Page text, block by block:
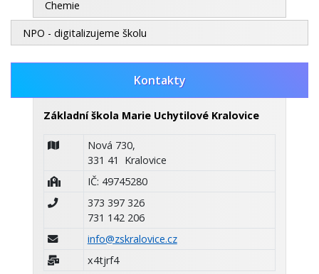
Chemie
NPO - digitalizujeme školu
Kontakty
Základní škola Marie Uchytilové Kralovice
Nová 730,
331 41 Kralovice
IČ: 49745280
373 397 326
731 142 206
info@zskralovice.cz
x4tjrf4